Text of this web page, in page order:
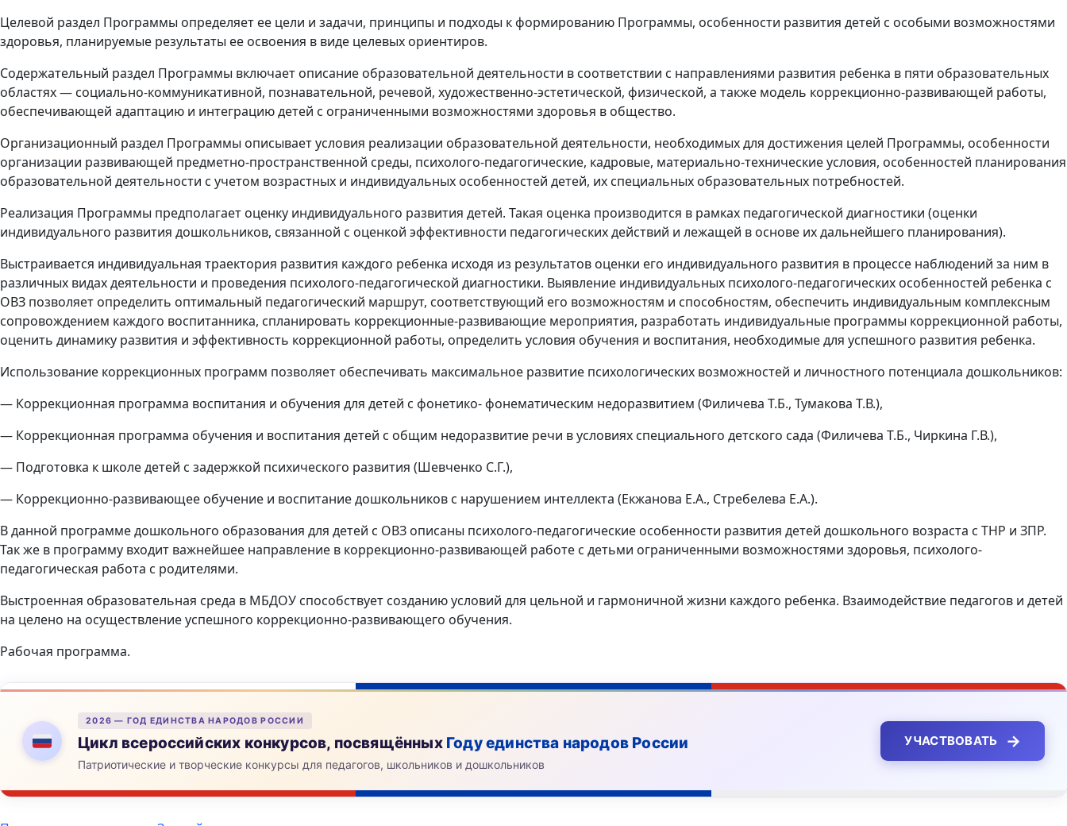
Целевой раздел Программы определяет ее цели и задачи, принципы и подходы к формированию Программы, особенности развития детей с особыми возможностями
здоровья, планируемые результаты ее освоения в виде целевых ориентиров.
Содержательный раздел Программы включает описание образовательной деятельности в соответствии с направлениями развития ребенка в пяти образовательных
областях — социально-коммуникативной, познавательной, речевой, художественно-эстетической, физической, а также модель коррекционно-развивающей работы,
обеспечивающей адаптацию и интеграцию детей с ограниченными возможностями здоровья в общество.
Организационный раздел Программы описывает условия реализации образовательной деятельности, необходимых для достижения целей Программы, особенности
организации развивающей предметно-пространственной среды, психолого-педагогические, кадровые, материально-технические условия, особенностей планирования
образовательной деятельности с учетом возрастных и индивидуальных особенностей детей, их специальных образовательных потребностей.
Реализация Программы предполагает оценку индивидуального развития детей. Такая оценка производится в рамках педагогической диагностики (оценки
индивидуального развития дошкольников, связанной с оценкой эффективности педагогических действий и лежащей в основе их дальнейшего планирования).
Выстраивается индивидуальная траектория развития каждого ребенка исходя из результатов оценки его индивидуального развития в процессе наблюдений за ним в
различных видах деятельности и проведения психолого-педагогической диагностики. Выявление индивидуальных психолого-педагогических особенностей ребенка с
ОВЗ позволяет определить оптимальный педагогический маршрут, соответствующий его возможностям и способностям, обеспечить индивидуальным комплексным
сопровождением каждого воспитанника, спланировать коррекционные-развивающие мероприятия, разработать индивидуальные программы коррекционной работы,
оценить динамику развития и эффективность коррекционной работы, определить условия обучения и воспитания, необходимые для успешного развития ребенка.
Использование коррекционных программ позволяет обеспечивать максимальное развитие психологических возможностей и личностного потенциала дошкольников:
— Коррекционная программа воспитания и обучения для детей с фонетико- фонематическим недоразвитием (Филичева Т.Б., Тумакова Т.В.),
— Коррекционная программа обучения и воспитания детей с общим недоразвитие речи в условиях специального детского сада (Филичева Т.Б., Чиркина Г.В.),
— Подготовка к школе детей с задержкой психического развития (Шевченко С.Г.),
— Коррекционно-развивающее обучение и воспитание дошкольников с нарушением интеллекта (Екжанова Е.А., Стребелева Е.А.).
В данной программе дошкольного образования для детей с ОВЗ описаны психолого-педагогические особенности развития детей дошкольного возраста с ТНР и ЗПР.
Так же в программу входит важнейшее направление в коррекционно-развивающей работе с детьми ограниченными возможностями здоровья, психолого-
педагогическая работа с родителями.
Выстроенная образовательная среда в МБДОУ способствует созданию условий для цельной и гармоничной жизни каждого ребенка. Взаимодействие педагогов и детей
на целено на осуществление успешного коррекционно-развивающего обучения.
Рабочая программа.
2026 — ГОД ЕДИНСТВА НАРОДОВ РОССИИ
Цикл всероссийских конкурсов, посвящённых Году единства народов России
Патриотические и творческие конкурсы для педагогов, школьников и дошкольников
УЧАСТВОВАТЬ →